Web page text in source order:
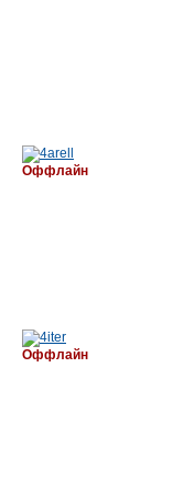
Оффлайн
Оффлайн